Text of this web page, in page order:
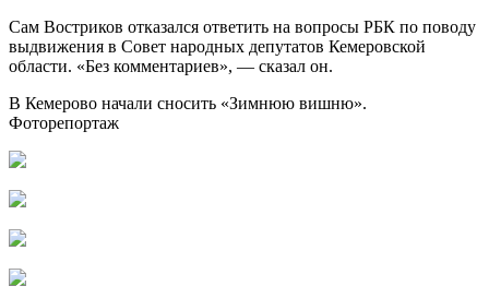
Сам Востриков отказался ответить на вопросы РБК по поводу
выдвижения в Совет народных депутатов Кемеровской
области. «Без комментариев», — сказал он.
В Кемерово начали сносить «Зимнюю вишню».
Фоторепортаж